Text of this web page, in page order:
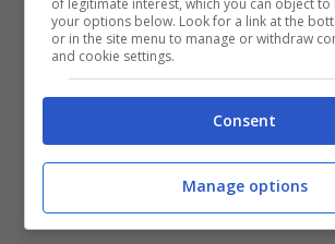
your options below. Look for a link at the
or in the site menu to manage or withdraw
and cookie settings.
Consent
Manage options